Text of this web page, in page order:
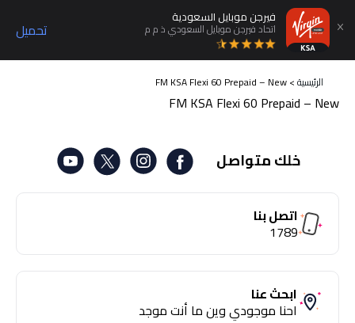
تحميل
فيرجن موبايل السعودية
اتحاد فيرجن موبايل السعودي ذ م م
الرئيسية>
FM KSA Flexi 60 Prepaid – New
FM KSA Flexi 60 Prepaid – New
خلك متواصل
اتصل بنا
1789
ابحث عنا
احنا موجودي وين ما أنت موجد